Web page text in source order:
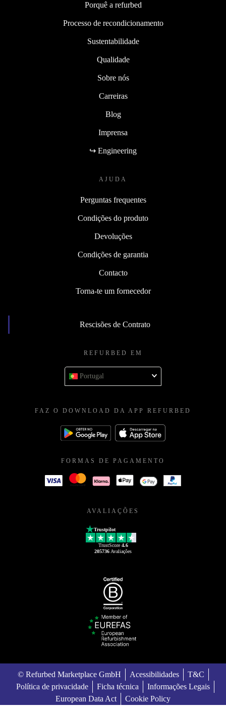
Porquê a refurbed
Processo de recondicionamento
Sustentabilidade
Qualidade
Sobre nós
Carreiras
Blog
Imprensa
↪ Engineering
AJUDA
Perguntas frequentes
Condições do produto
Devoluções
Condições de garantia
Contacto
Torna-te um fornecedor
Rescisões de Contrato
REFURBED EM
Portugal
FAZ O DOWNLOAD DA APP REFURBED
FORMAS DE PAGAMENTO
AVALIAÇÕES
Trustpilot
TrustScore 4.6
205736 Avaliações
© Refurbed Marketplace GmbH Acessibilidades
T&C
Política de privacidade
Ficha técnica
Informações Legais
European Data Act
Cookie Policy